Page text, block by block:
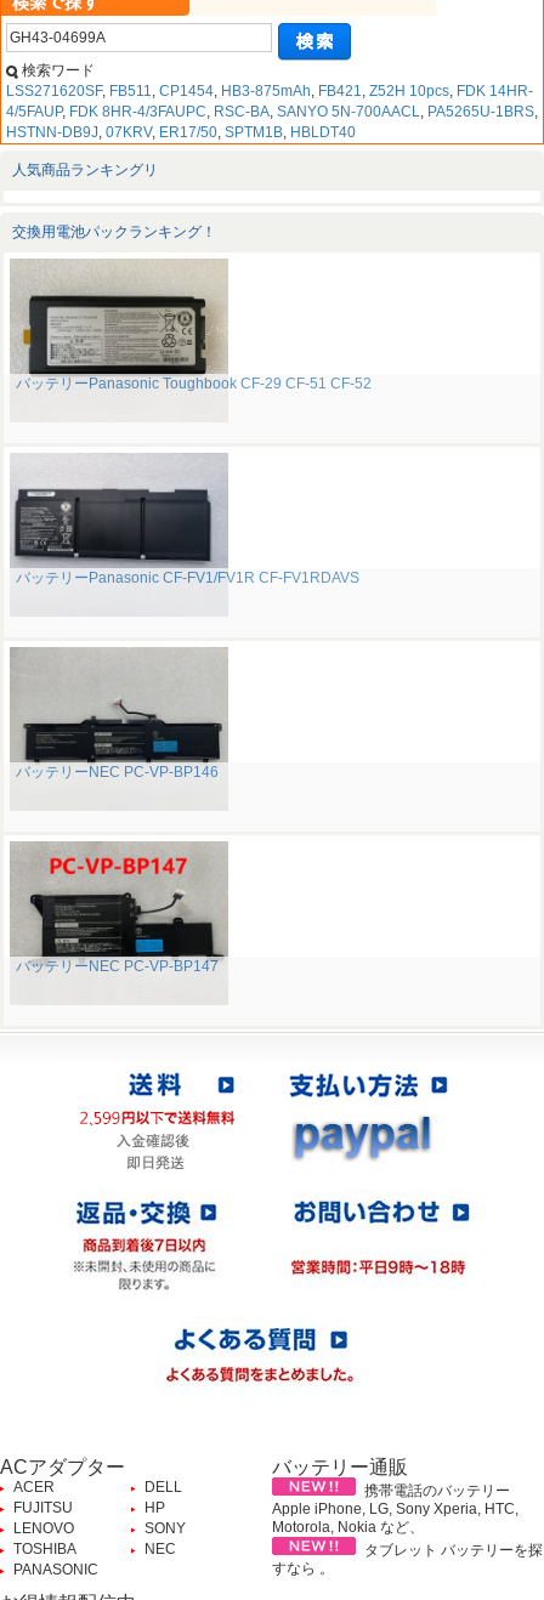
検索ワード
LSS271620SF, FB511, CP1454, HB3-875mAh, FB421, Z52H 10pcs, FDK 14HR-
4/5FAUP, FDK 8HR-4/3FAUPC, RSC-BA, SANYO 5N-700AACL, PA5265U-1BRS,
HSTNN-DB9J, 07KRV, ER17/50, SPTM1B, HBLDT40
人気商品ランキングリ
交換用電池パックランキング！
バッテリーPanasonic Toughbook CF-29 CF-51 CF-52
バッテリーPanasonic CF-FV1/FV1R CF-FV1RDAVS
バッテリーNEC PC-VP-BP146
バッテリーNEC PC-VP-BP147
ACアダプター
ACER
DELL
FUJITSU
HP
LENOVO
SONY
TOSHIBA
NEC
PANASONIC
バッテリー通販
携帯電話のバッテリー
Apple iPhone, LG, Sony Xperia, HTC,
Motorola, Nokia など、
タブレット バッテリーを探
すなら 。